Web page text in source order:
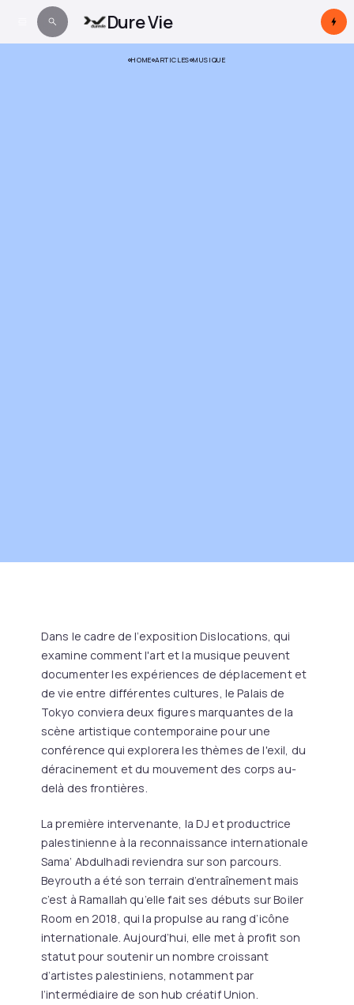
Dure Vie
HOME ARTICLES MUSIQUE
Dans le cadre de l’exposition Dislocations, qui
examine comment l'art et la musique peuvent
documenter les expériences de déplacement et
de vie entre différentes cultures, le Palais de
Tokyo conviera deux figures marquantes de la
scène artistique contemporaine pour une
conférence qui explorera les thèmes de l'exil, du
déracinement et du mouvement des corps au-
delà des frontières.
La première intervenante, la DJ et productrice
palestinienne à la reconnaissance internationale
Sama’ Abdulhadi reviendra sur son parcours.
Beyrouth a été son terrain d’entraînement mais
c’est à Ramallah qu’elle fait ses débuts sur Boiler
Room en 2018, qui la propulse au rang d’icône
internationale. Aujourd’hui, elle met à profit son
statut pour soutenir un nombre croissant
d’artistes palestiniens, notamment par
l’intermédiaire de son hub créatif Union.